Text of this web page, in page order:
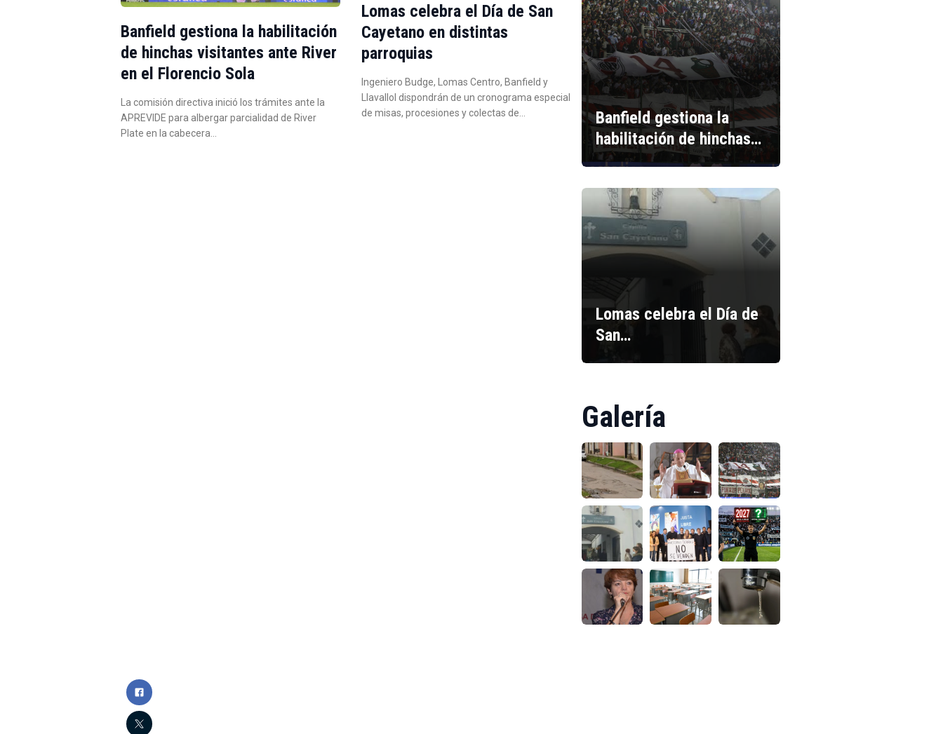
Banfield gestiona la habilitación
de hinchas visitantes ante River
en el Florencio Sola
La comisión directiva inició los trámites ante la
APREVIDE para albergar parcialidad de River
Plate en la cabecera…
Lomas celebra el Día de San
Cayetano en distintas
parroquias
Ingeniero Budge, Lomas Centro, Banfield y
Llavallol dispondrán de un cronograma especial
de misas, procesiones y colectas de…
Banfield gestiona la
habilitación de hinchas…
Lomas celebra el Día de
San…
Galería